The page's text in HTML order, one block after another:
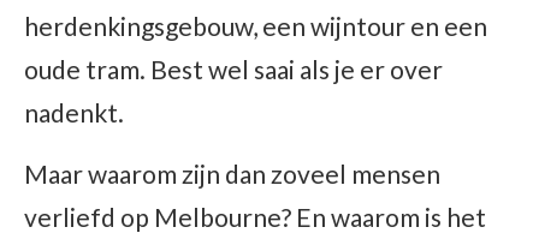
herdenkingsgebouw, een wijntour en een
oude tram. Best wel saai als je er over
nadenkt.
Maar waarom zijn dan zoveel mensen
verliefd op Melbourne? En waarom is het